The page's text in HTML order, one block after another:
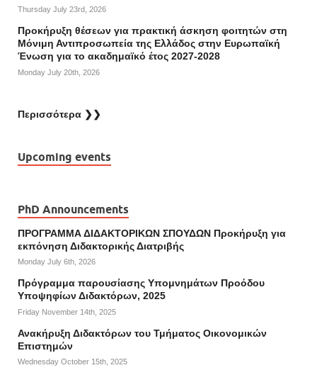
Thursday July 23rd, 2026
Προκήρυξη θέσεων για πρακτική άσκηση φοιτητών στη
Μόνιμη Αντιπροσωπεία της Ελλάδος στην Ευρωπαϊκή
Ένωση για το ακαδημαϊκό έτος 2027-2028
Monday July 20th, 2026
Περισσότερα ❯❯
Upcoming events
PhD Announcements
ΠΡΟΓΡΑΜΜΑ ΔΙΔΑΚΤΟΡΙΚΩΝ ΣΠΟΥΔΩΝ Προκήρυξη για
εκπόνηση Διδακτορικής Διατριβής
Monday July 6th, 2026
Πρόγραμμα παρουσίασης Υπομνημάτων Προόδου
Υποψηφίων Διδακτόρων, 2025
Friday November 14th, 2025
Ανακήρυξη Διδακτόρων του Τμήματος Οικονομικών
Επιστημών
Wednesday October 15th, 2025